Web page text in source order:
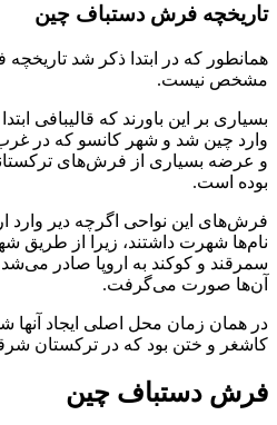
تاریخچه فرش دستباف چین
همانطور که در ابتدا ذکر شد
مشخص نیست.
بسیاری بر این باورند که قالیبافی
وارد چین شد و شهر کانسو که در
و عرضه بسیاری از فرش‌های
بوده است.
فرش‌های این نواحی اگرچه دیر وارد
نام‌ها شهرت داشتند، زیرا از طریق
سمرقند و کوکند به اروپا صادر
آن‌ها صورت می‌گرفت.
در همان زمان محل اصلی ایجاد آنها
کاشغر و ختن بود که در ترکستان
فرش دستباف چین